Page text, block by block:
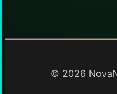
© 2026